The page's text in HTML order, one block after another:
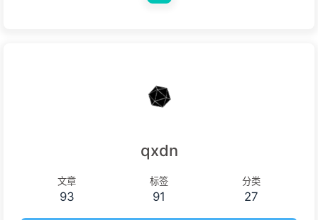
qxdn
文章
93
标签
91
分类
27